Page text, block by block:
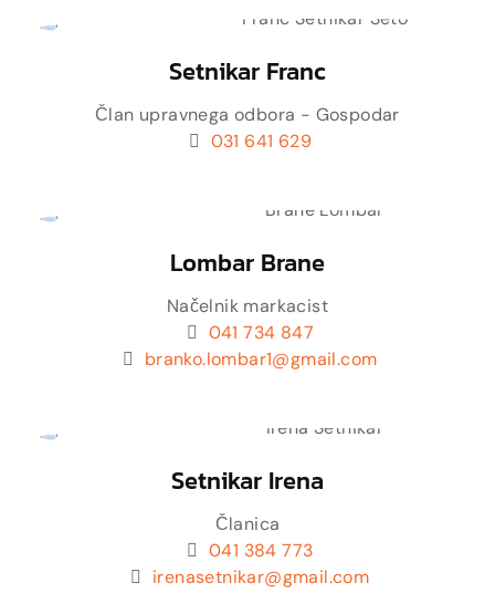
Setnikar Franc
Član upravnega odbora - Gospodar
031 641 629
Lombar Brane
Načelnik markacist
041 734 847
branko.lombar1@gmail.com
Setnikar Irena
Članica
041 384 773
irenasetnikar@gmail.com